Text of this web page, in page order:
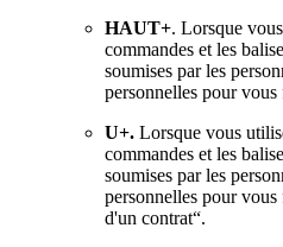
HAUT+. Lorsque
commandes et les
soumises par les
personnelles pour
U+. Lorsque vous
commandes et les
soumises par les
personnelles pour
d'un contrat“.